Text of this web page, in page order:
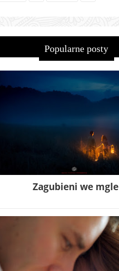
Popularne posty
Zagubieni we mgle